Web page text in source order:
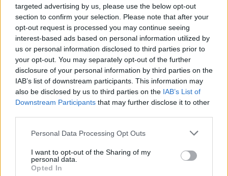
targeted advertising by us, please use the below opt-out
section to confirm your selection. Please note that after your
opt-out request is processed you may continue seeing
interest-based ads based on personal information utilized by
us or personal information disclosed to third parties prior to
your opt-out. You may separately opt-out of the further
disclosure of your personal information by third parties on the
IAB’s list of downstream participants. This information may
also be disclosed by us to third parties on the IAB’s List of
Downstream Participants that may further disclose it to other
Please note that this website/app uses one or more Google
not limited to your visit or usage behaviour. You may click to
grant or deny consent to Google and its third-party tags to
use your data for below specified purposes in below Google
Personal Data Processing Opt Outs
I want to opt-out of the Sharing of my
personal data.
Opted In
AUTORE
Francesca Lombardi
Francesca Lombardi, fiorentina, prese appunti
tecnici dal primo box di un circuito toscano e
da allora firma approfondimenti sui motori. In
redazione sostiene un approccio metodico
alle prove su pista, cura il format 'tecnica e
debutto tecnico in autodromo.